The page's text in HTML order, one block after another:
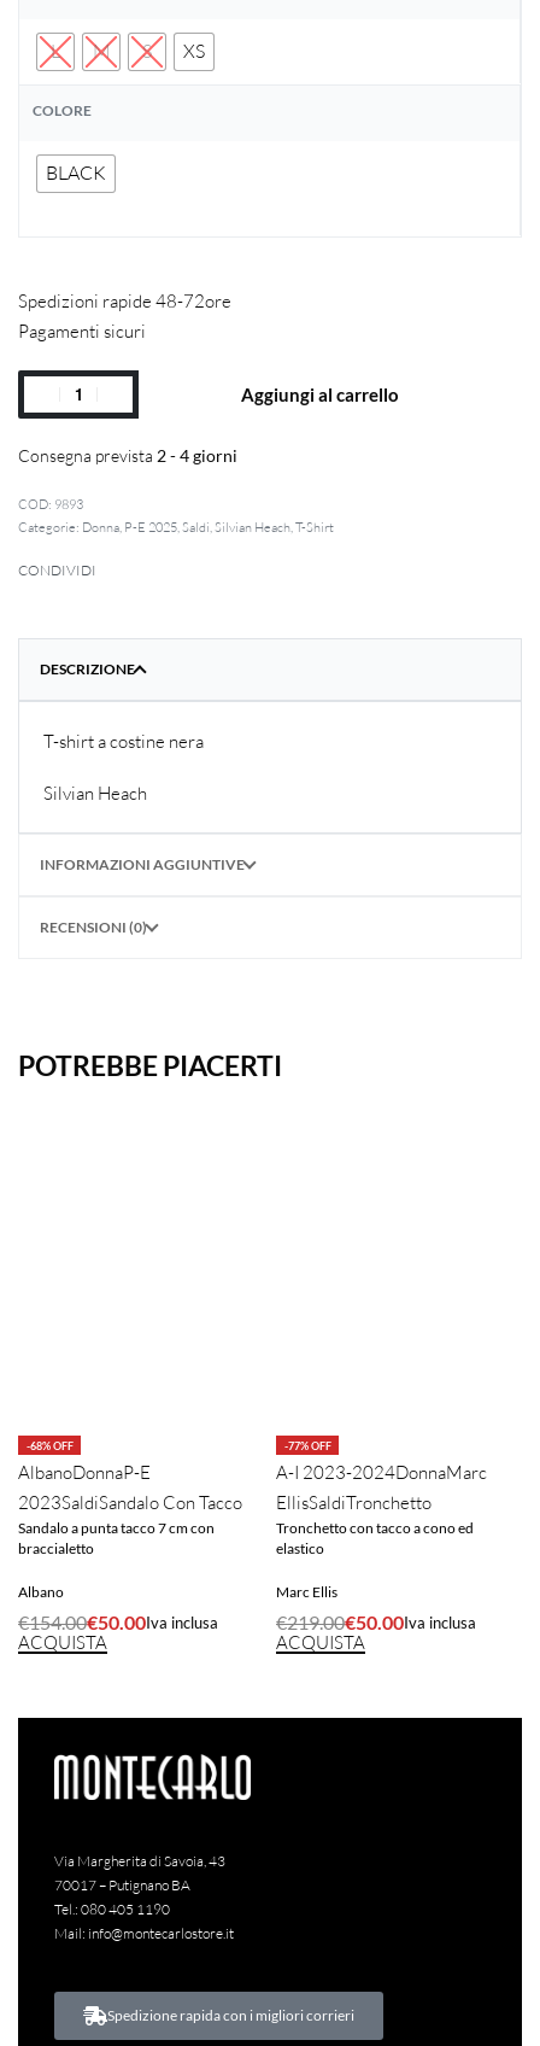
L M S XS
COLORE
BLACK
Spedizioni rapide 48-72ore
Pagamenti sicuri
Aggiungi al carrello
Consegna prevista 2 - 4 giorni
9893
Categorie: Donna P-E 2025 Saldi Silvian Heach T-Shirt
CONDIVIDI
DESCRIZIONE
T-shirt a costine nera
Silvian Heach
INFORMAZIONI AGGIUNTIVE
RECENSIONI (0)
POTREBBE PIACERTI
-68% OFF
AlbanoDonnaP-E
2023SaldiSandalo Con Tacco
Sandalo a punta tacco 7 cm con
braccialetto
Albano
€154.00€50.00Iva inclusa
ACQUISTA
-77% OFF
A-I 2023-2024DonnaMarc
EllisSaldiTronchetto
Tronchetto con tacco a cono ed
elastico
Marc Ellis
€219.00€50.00Iva inclusa
ACQUISTA
Via Margherita di Savoia, 43
70017 – Putignano BA
Tel.: 080 405 1190
Mail: info@montecarlostore.it
Spedizione rapida con i migliori corrieri